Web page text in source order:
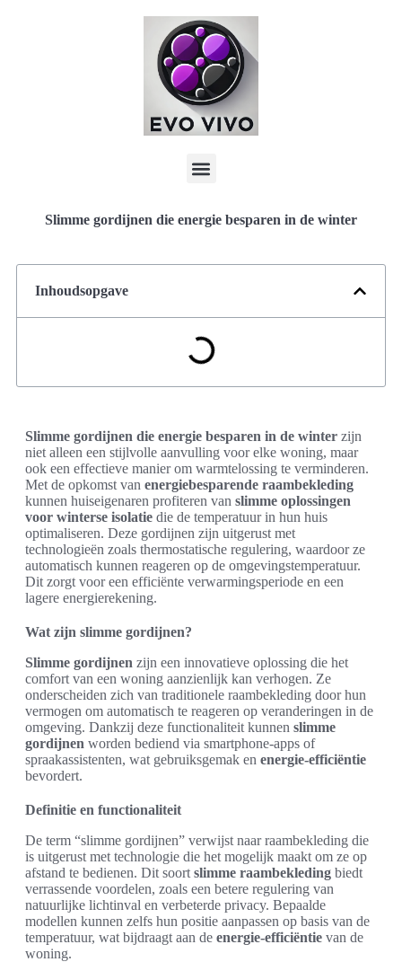
Slimme gordijnen die energie besparen in de winter
Inhoudsopgave
Slimme gordijnen die energie besparen in de winter zijn
niet alleen een stijlvolle aanvulling voor elke woning, maar
ook een effectieve manier om warmtelossing te verminderen.
Met de opkomst van energiebesparende raambekleding
kunnen huiseigenaren profiteren van slimme oplossingen
voor winterse isolatie die de temperatuur in hun huis
optimaliseren. Deze gordijnen zijn uitgerust met
technologieën zoals thermostatische regulering, waardoor ze
automatisch kunnen reageren op de omgevingstemperatuur.
Dit zorgt voor een efficiënte verwarmingsperiode en een
lagere energierekening.
Wat zijn slimme gordijnen?
Slimme gordijnen zijn een innovatieve oplossing die het
comfort van een woning aanzienlijk kan verhogen. Ze
onderscheiden zich van traditionele raambekleding door hun
vermogen om automatisch te reageren op veranderingen in de
omgeving. Dankzij deze functionaliteit kunnen slimme
gordijnen worden bediend via smartphone-apps of
spraakassistenten, wat gebruiksgemak en energie-efficiëntie
bevordert.
Definitie en functionaliteit
De term “slimme gordijnen” verwijst naar raambekleding die
is uitgerust met technologie die het mogelijk maakt om ze op
afstand te bedienen. Dit soort slimme raambekleding biedt
verrassende voordelen, zoals een betere regulering van
natuurlijke lichtinval en verbeterde privacy. Bepaalde
modellen kunnen zelfs hun positie aanpassen op basis van de
temperatuur, wat bijdraagt aan de energie-efficiëntie van de
woning.